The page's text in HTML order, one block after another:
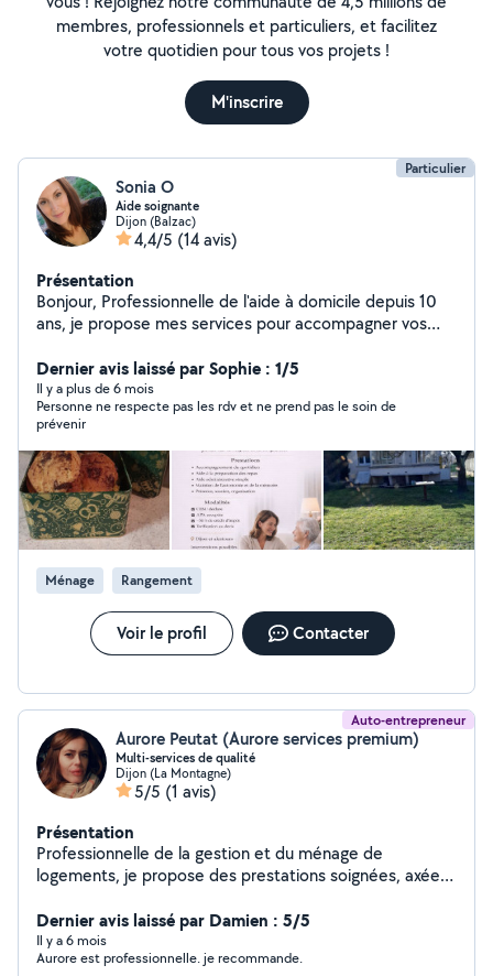
membres, professionnels et particuliers, et facilitez
votre quotidien pour tous vos projets !
M'inscrire
Particulier
Sonia O
Aide soignante
Dijon (Balzac)
4,4/5 (14 avis)
Présentation
Bonjour, Professionnelle de l'aide à domicile depuis 10
ans, je propose mes services pour accompagner vos
Préparation de repas (adaptés aux régimes) et aide à la
prise. Stimulation cognitive et maintien de l'autonomie.
Aide administrative et vie quotidienne. Conditions : Tarif
: 25 net/h (Éligible 50% crédit d'impôt immédiat via
CESU et aide APA). Disponibilité : Du lundi au vendredi
Dernier avis laissé par Sophie : 1/5
Il y a plus de 6 mois
Personne ne respecte pas les rdv et ne prend pas le soin de
prévenir
Ménage Rangement
Voir le profil Contacter
Auto-entrepreneur
Aurore Peutat (Aurore services premium)
Multi-services de qualité
Dijon (La Montagne)
5/5 (1 avis)
Présentation
Professionnelle de la gestion et du ménage de
logements, je propose des prestations soignées, axées
qualité, accueil des voyageurs, nettoyage de textiles
(canapés, tapis) et adaptation à chaque demande
spécifique. Approche humaine, sérieuse et sur mesure.
Dernier avis laissé par Damien : 5/5
Il y a 6 mois
Aurore est professionnelle. je recommande.